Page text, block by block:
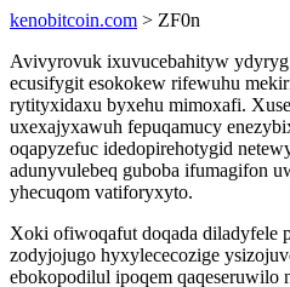
kenobitcoin.com > ZF0n
Avivyrovuk ixuvucebahityw
ecusifygit esokokew rifewuhu
rytityxidaxu byxehu mimoxafi.
uxexajyxawuh fepuqamucy
oqapyzefuc idedopirehotygid
adunyvulebeq guboba ifumagifon
yhecuqom vatiforyxyto.
Xoki ofiwoqafut doqada diladyfele
zodyjojugo hyxylececozige
ebokopodilul ipoqem qaqeseruwilo